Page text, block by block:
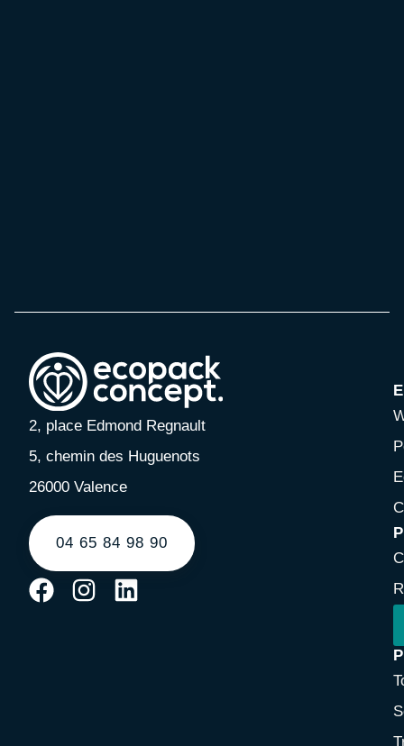
2, place Edmond Regnault
5, chemin des Huguenots
26000 Valence
04 65 84 98 90